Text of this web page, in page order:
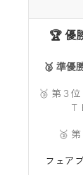
🏆 優
🥈 準優
🥉 第３
🥉
フェア